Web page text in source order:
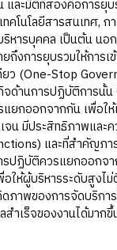
และมิติที่สองคือการยุ
คโนโลยีสารสนเทศ, ก
หารบุคคล เป็นต้น นอ
ถึงการยุบรวมให้การเ
ยว (One-Stop
ด้านการปฏิบัติการนั้น
ยกออกจากกัน เพื่อให้
จน มีประสิทธิภาพและ
และที่สำคัญภา
รปฏิบัติควรแยกออกจ
ให้ผู้บริหารระดับสูงไ
ดภาพของการจัดบริกา
ำเร็จของงานได้มาก